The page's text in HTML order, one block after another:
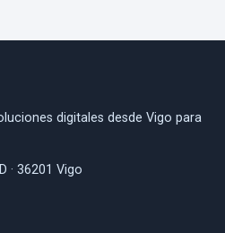
digitales desde Vigo para
· 36201 Vigo